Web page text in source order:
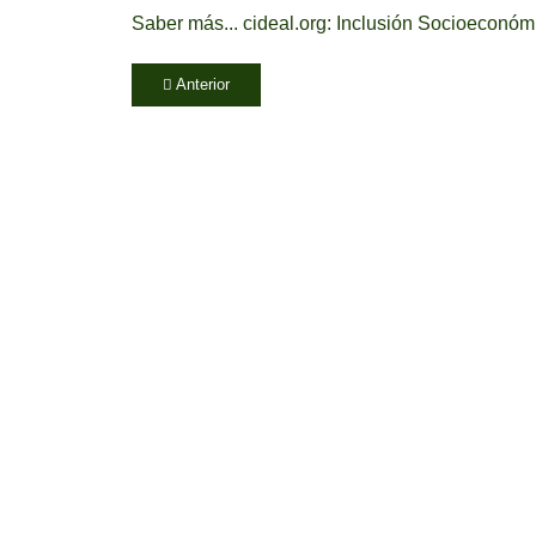
Saber más... cideal.org: Inclusión
Artículo anterior: La Polinización es Vital
Anterior